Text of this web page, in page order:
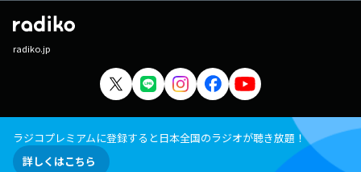
radiko.jp
ラジコプレミアムに登録すると日本全国のラジオが聴き放題！
詳しくはこちら